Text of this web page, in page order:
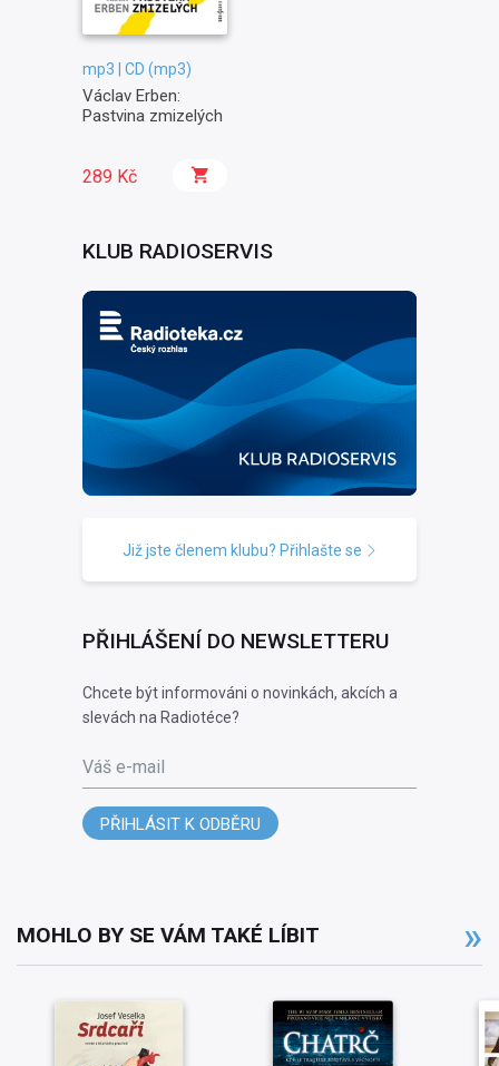
mp3 | CD (mp3)
Václav Erben:
Pastvina zmizelých
289 Kč
KLUB RADIOSERVIS
Již jste členem klubu? Přihlašte se
PŘIHLÁŠENÍ DO NEWSLETTERU
Chcete být informováni o novinkách, akcích a
slevách na Radiotéce?
Váš e-mail
PŘIHLÁSIT K ODBĚRU
MOHLO BY SE VÁM TAKÉ LÍBIT